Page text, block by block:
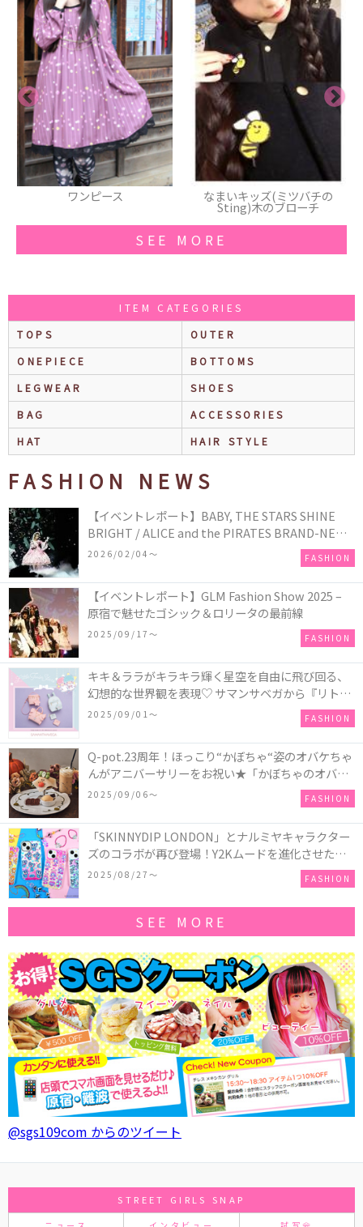
なまいキッズ(ミツバチの
Sting)木のブローチ
帽子
SEE MORE
ITEM CATEGORIES
TOPS
OUTER
ONEPIECE
BOTTOMS
LEGWEAR
SHOES
BAG
ACCESSORIES
HAT
HAIR STYLE
FASHION NEWS
【イベントレポート】BABY, THE STARS SHINE
BRIGHT / ALICE and the PIRATES BRAND-NEW
COLLECTION in TOKYO
2026/02/04〜 FASHION
【イベントレポート】GLM Fashion Show 2025 –
原宿で魅せたゴシック＆ロリータの最前線
2025/09/17〜 FASHION
キキ＆ララがキラキラ輝く星空を自由に飛び回る、
幻想的な世界観を表現♡ サマンサベガから『リトル
ツインスターズ』50周年アニバーサリーイヤー』を
2025/09/01〜 FASHION
Q-pot.23周年！ほっこり“かぼちゃ“姿のオバケちゃ
んがアニバーサリーをお祝い★「かぼちゃのオバケ
ーキアクセサリー」が新発売！Q-pot CAFE.では
「かぼちゃのオバケーキプレート」も登場
2025/09/06〜 FASHION
「SKINNYDIP LONDON」とナルミヤキャラクター
ズのコラボが再び登場！Y2Kムードを進化させた新
作コレクションを発売♪
2025/08/27〜 FASHION
SEE MORE
@sgs109com からのツイート
STREET GIRLS SNAP